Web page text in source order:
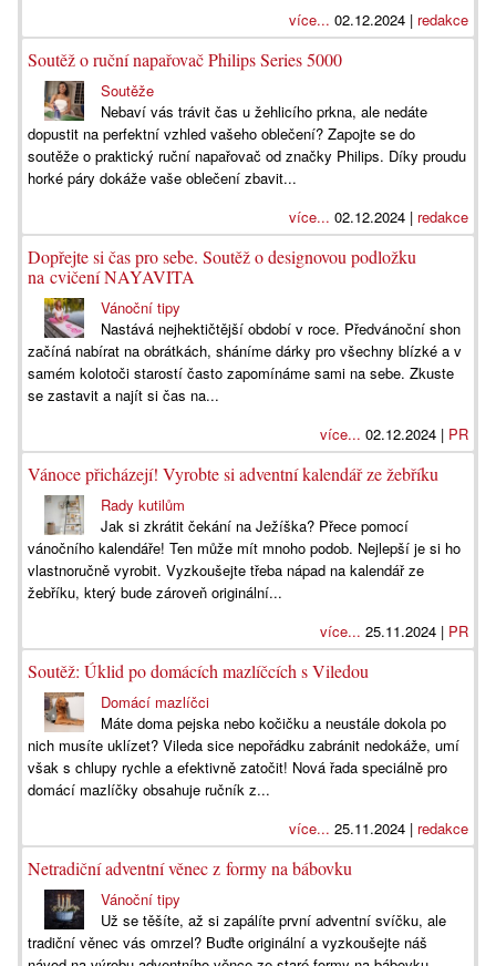
více... 02.12.2024 | redakce
Soutěž o ruční napařovač Philips Series 5000
Soutěže
Nebaví vás trávit čas u žehlicího prkna, ale nedáte
dopustit na perfektní vzhled vašeho oblečení? Zapojte se do
soutěže o praktický ruční napařovač od značky Philips. Díky proudu
horké páry dokáže vaše oblečení zbavit...
více... 02.12.2024 | redakce
Dopřejte si čas pro sebe. Soutěž o designovou podložku
na cvičení NAYAVITA
Vánoční tipy
Nastává nejhektičtější období v roce. Předvánoční shon
začíná nabírat na obrátkách, sháníme dárky pro všechny blízké a v
samém kolotoči starostí často zapomínáme sami na sebe. Zkuste
se zastavit a najít si čas na...
více... 02.12.2024 | PR
Vánoce přicházejí! Vyrobte si adventní kalendář ze žebříku
Rady kutilům
Jak si zkrátit čekání na Ježíška? Přece pomocí
vánočního kalendáře! Ten může mít mnoho podob. Nejlepší je si ho
vlastnoručně vyrobit. Vyzkoušejte třeba nápad na kalendář ze
žebříku, který bude zároveň originální...
více... 25.11.2024 | PR
Soutěž: Úklid po domácích mazlíčcích s Viledou
Domácí mazlíčci
Máte doma pejska nebo kočičku a neustále dokola po
nich musíte uklízet? Vileda sice nepořádku zabránit nedokáže, umí
však s chlupy rychle a efektivně zatočit! Nová řada speciálně pro
domácí mazlíčky obsahuje ručník z...
více... 25.11.2024 | redakce
Netradiční adventní věnec z formy na bábovku
Vánoční tipy
Už se těšíte, až si zapálíte první adventní svíčku, ale
tradiční věnec vás omrzel? Buďte originální a vyzkoušejte náš